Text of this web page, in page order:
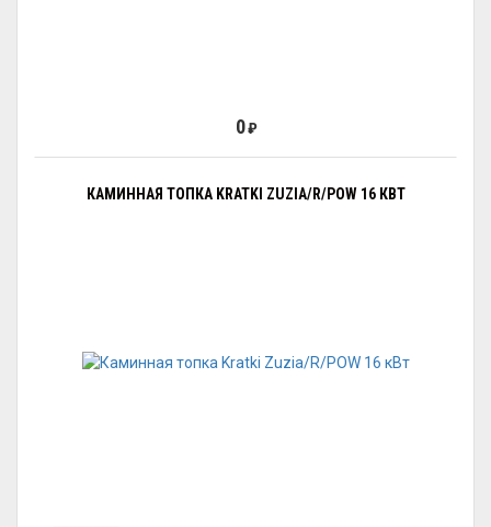
0₽
КАМИННАЯ ТОПКА KRATKI ZUZIA/R/POW 16 КВТ